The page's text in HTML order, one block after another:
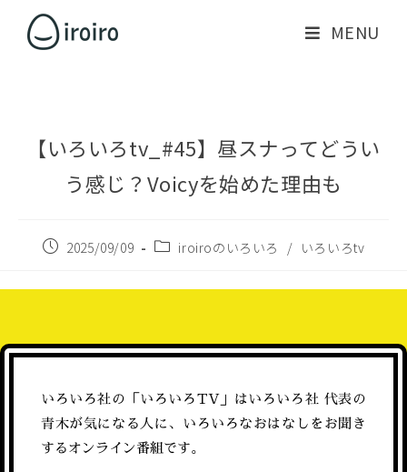
MENU
【いろいろtv_#45】昼スナってどうい
う感じ？Voicyを始めた理由も
2025/09/09 iroiroのいろいろ / いろいろtv
いろいろ社の「いろいろTV」はいろいろ社 代表の
青木が気になる人に、いろいろなおはなしをお聞き
するオンライン番組です。